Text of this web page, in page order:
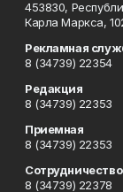
453830,
Карла Маркса,
Рекламная
8 (34739) 22354
Редакция
8 (34739) 22353
Приемная
8 (34739) 22353
Сотрудничество
8 (34739) 22378